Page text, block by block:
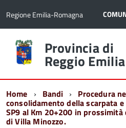
Regione Emilia-Romagna
Torna
alla
home
Provincia di
Reggio Emilia
Home Bandi Procedura
consolidamento della scarpata
SP9 al Km 20+200 in
di Villa Minozzo.